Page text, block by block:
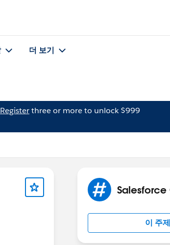
더 보기
Registerthree or more to unlock $999
Salesforce
이 주